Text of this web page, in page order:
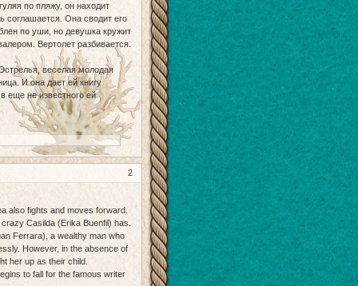
по пляжу, он находит
соглашается. Она сводит его
по уши, но девушка кружит
Вертолет разбивается.
веселая молодая
И она дает ей книгу
еще не известного ей
2
also fights and moves forward.
Casilda (Erika Buenfil) has.
Ferrara), a wealthy man who
However, in the absence of
her up as their child.
to fall for the famous writer